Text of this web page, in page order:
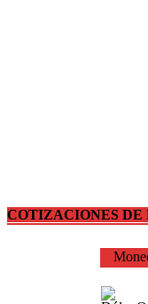
COTIZACIONES DE